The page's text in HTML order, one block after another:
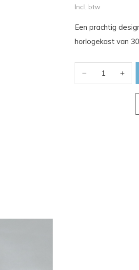
Incl. btw
Een prachtig
horlogekast van